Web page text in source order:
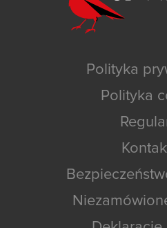
Polityka
Polityka